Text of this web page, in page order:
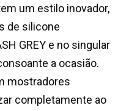
um estilo inovador,
de silicone
GREY e no singular
a ocasião.
mostradores
completamente ao